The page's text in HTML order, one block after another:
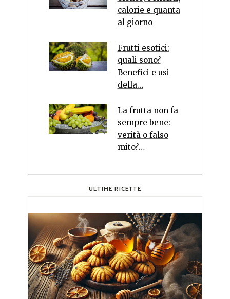
calorie e quanta
al giorno
Frutti esotici:
quali sono?
Benefici e usi
della…
La frutta non fa
sempre bene:
verità o falso
mito?…
ULTIME RICETTE